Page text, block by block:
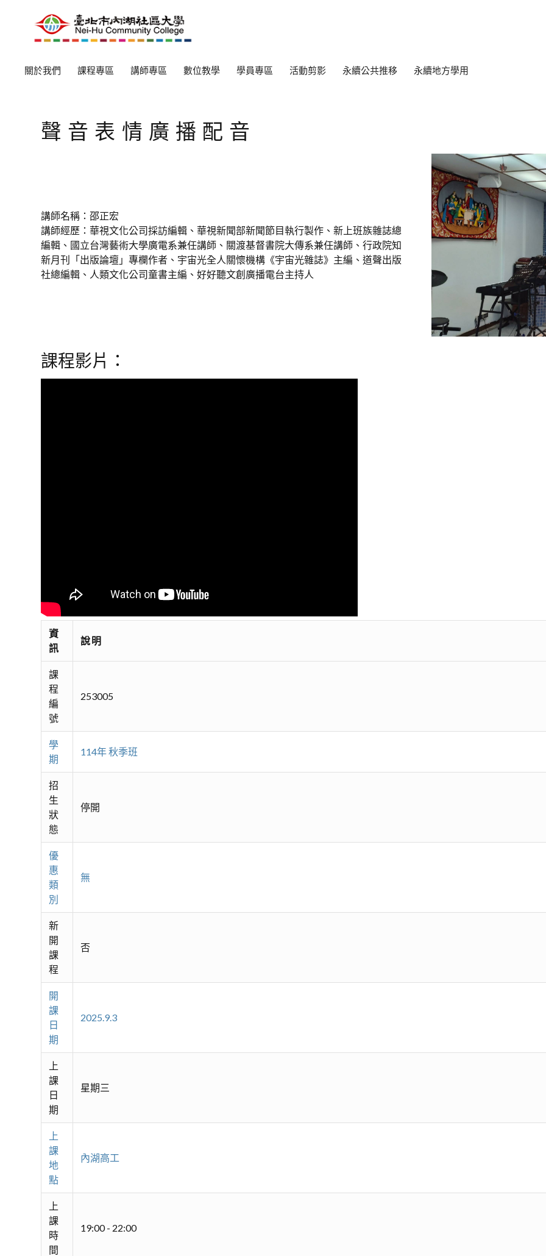
關於我們 課程專區 講師專區 數位教學 學員專區 活動剪影 永續公共推移 永續地方學用
聲音表情廣播配音
講師名稱：邵正宏
講師經歷：華視文化公司採訪編輯、華視新聞部新聞節目執行製作、新上班族雜誌總
編輯、國立台灣藝術大學廣電系兼任講師、關渡基督書院大傳系兼任講師、行政院知
新月刊「出版論壇」專欄作者、宇宙光全人關懷機構《宇宙光雜誌》主編、道聲出版
社總編輯、人類文化公司童書主編、好好聽文創廣播電台主持人
課程影片：
資
訊
說明
課
程
編
號
253005
學
期
114年 秋季班
招
生
狀
態
停開
優
惠
類
別
無
新
開
課
程
否
開
課
日
期
2025.9.3
上
課
日
期
星期三
上
課
地
點
內湖高工
上
課
時
間
19:00 - 22:00